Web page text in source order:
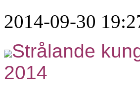
2014-09-30
Strålande
2014